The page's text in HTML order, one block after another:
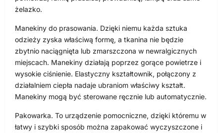
żelazko.
Manekiny do prasowania. Dzięki niemu każda sztuka
odzieży zyska właściwą formę, a tkanina nie będzie
zbytnio naciągnięta lub zmarszczona w newralgicznych
miejscach. Manekiny działają poprzez gorące powietrze i
wysokie ciśnienie. Elastyczny kształtownik, połączony z
działalniem ciepła nadaje ubraniom właściwy kształt.
Manekiny mogą być sterowane ręcznie lub automatycznie.
Pakowarka. To urządzenie pomocniczne, dzięki któremu w
łatwy i szybki sposób można zapakować wyczyszczone i